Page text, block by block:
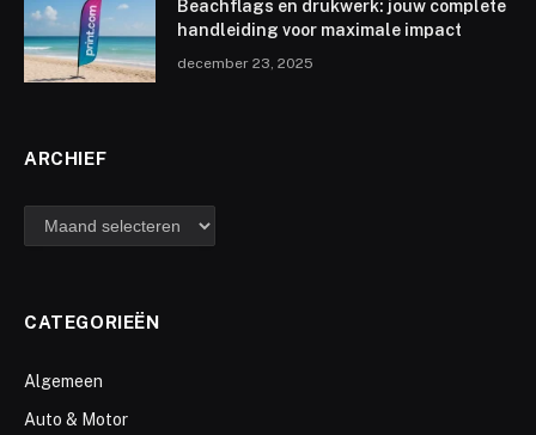
Beachflags en drukwerk: jouw complete
handleiding voor maximale impact
december 23, 2025
ARCHIEF
archief
CATEGORIEËN
Algemeen
Auto & Motor